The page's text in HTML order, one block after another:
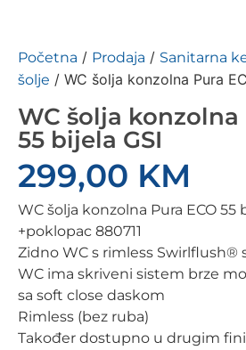
Početna / Prodaja / Sanitarna
šolje / WC šolja konzolna Pura
WC šolja konzolna
55 bijela GSI
299,00 KM
WC šolja konzolna Pura ECO 55
+poklopac 880711
Zidno WC s rimless Swirlflush®
WC ima skriveni sistem brze
sa soft close daskom
Rimless (bez ruba)
Također dostupno u drugim